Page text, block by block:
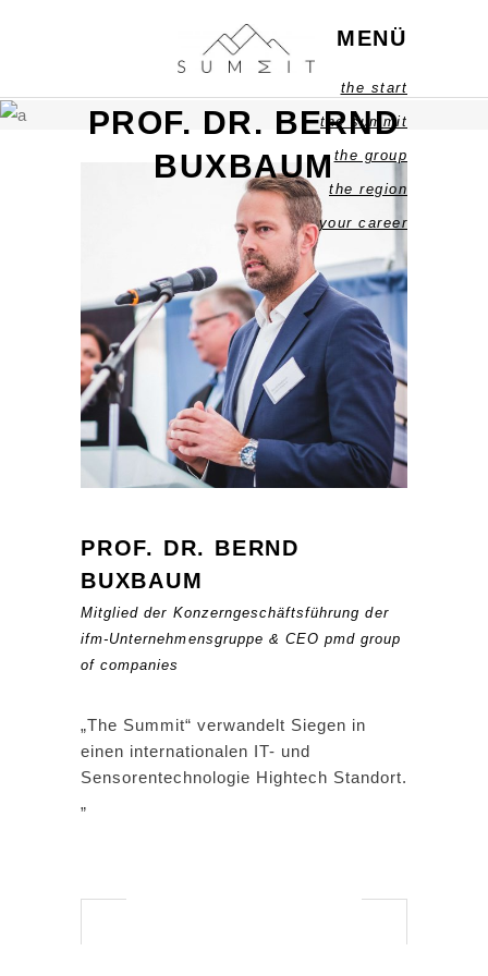
MENÜ
the start
the summit
the group
the region
your career
PROF. DR. BERND
BUXBAUM
PROF. DR. BERND
BUXBAUM
Mitglied der Konzerngeschäftsführung der
ifm-Unternehmensgruppe & CEO pmd group
of companies
„The Summit“ verwandelt Siegen in
einen internationalen IT- und
Sensorentechnologie Hightech Standort.
„